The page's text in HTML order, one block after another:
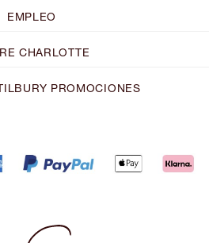
EMPLEO
CHARLOTTE
PROMOCIONES